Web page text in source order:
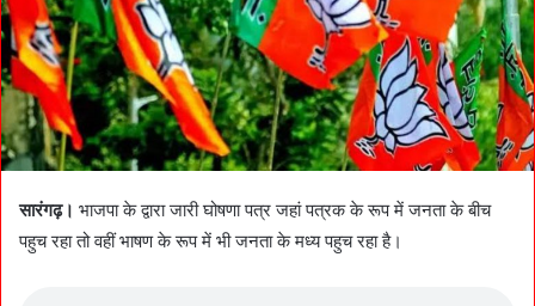
सारंगढ़। भाजपा के द्वारा जारी घोषणा पत्र जहां पत्रक के रूप में जनता के बीच
पहुच रहा तो वहीं भाषण के रूप में भी जनता के मध्य पहुच रहा है।